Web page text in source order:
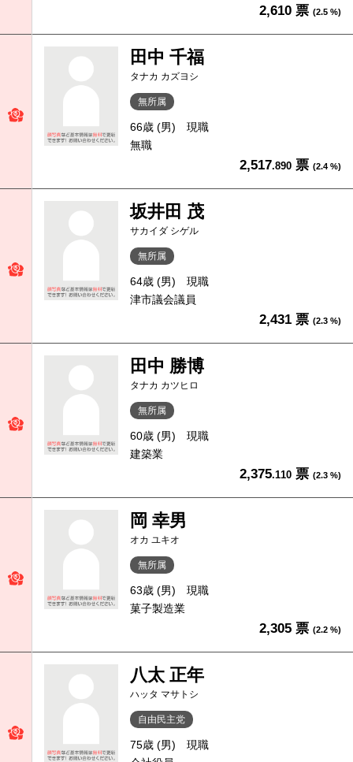
2,610 票 (2.5 %)
田中 千福
タナカ カズヨシ
無所属
66歳 (男)
現職
無職
2,517.890 票 (2.4 %)
坂井田 茂
サカイダ シゲル
無所属
64歳 (男)
現職
津市議会議員
2,431 票 (2.3 %)
田中 勝博
タナカ カツヒロ
無所属
60歳 (男)
現職
建築業
2,375.110 票 (2.3 %)
岡 幸男
オカ ユキオ
無所属
63歳 (男)
現職
菓子製造業
2,305 票 (2.2 %)
八太 正年
ハッタ マサトシ
自由民主党
75歳 (男)
現職